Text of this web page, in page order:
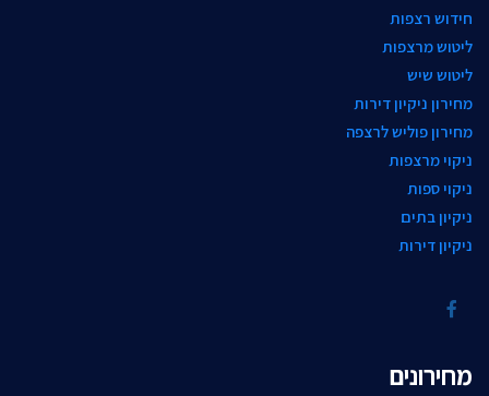
חידוש רצפות
ליטוש מרצפות
ליטוש שיש
מחירון ניקיון דירות
מחירון פוליש לרצפה
ניקוי מרצפות
ניקוי ספות
ניקיון בתים
ניקיון דירות
מחירונים